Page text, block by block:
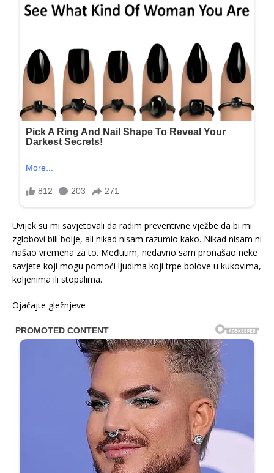
Uvijek su mi savjetovali da radim preventivne vježbe da bi mi
zglobovi bili bolje, ali nikad nisam razumio kako. Nikad nisam ni
našao vremena za to. Međutim, nedavno sam pronašao neke
savjete koji mogu pomoći ljudima koji trpe bolove u kukovima,
koljenima ili stopalima.
Ojačajte gležnjeve